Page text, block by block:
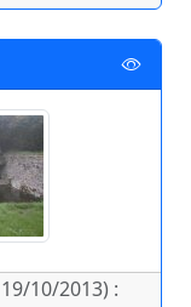
10/2013) :